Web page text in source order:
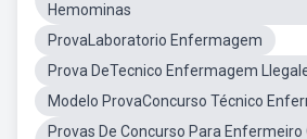
Hemominas
ProvaLaboratorio Enfermagem
Prova DeTecnico Enfermagem
Modelo ProvaConcurso Técnico
Provas De Concurso Para